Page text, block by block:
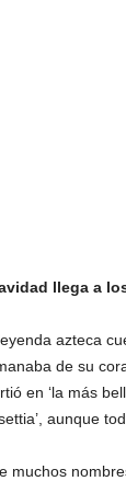
llega a
azteca
de su
en ‘la más
aunque
muchos